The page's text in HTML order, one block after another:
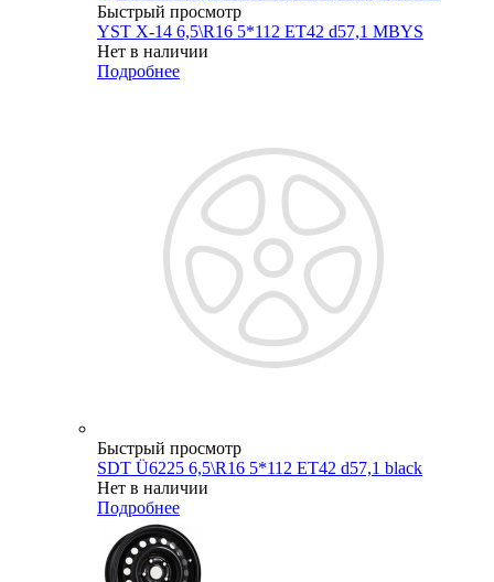
Быстрый просмотр
YST X-14 6,5\R16 5*112 ET42 d57,1 MBYS
Нет в наличии
Подробнее
Быстрый просмотр
SDT Ü6225 6,5\R16 5*112 ET42 d57,1 black
Нет в наличии
Подробнее